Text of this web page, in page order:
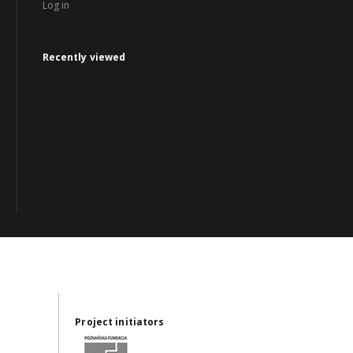
Log in
Recently viewed
Project initiators